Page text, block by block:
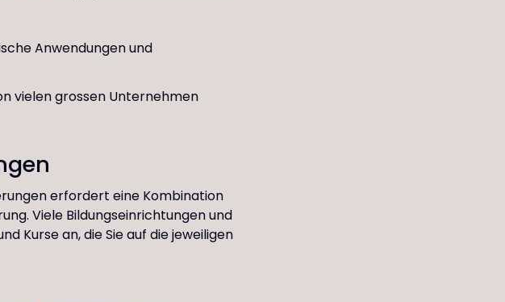
Anwendungen und
vielen grossen Unternehmen
erfordert eine Kombination
Viele Bildungseinrichtungen und
Kurse an, die Sie auf die jeweiligen